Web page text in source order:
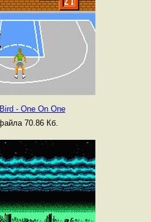
- One On One
70.86 Кб.